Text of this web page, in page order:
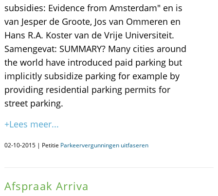
subsidies: Evidence from Amsterdam" en is
van Jesper de Groote, Jos van Ommeren en
Hans R.A. Koster van de Vrije Universiteit.
Samengevat: SUMMARY? Many cities around
the world have introduced paid parking but
implicitly subsidize parking for example by
providing residential parking permits for
street parking.
+Lees meer...
02-10-2015 | Petitie Parkeervergunningen uitfaseren
Afspraak Arriva